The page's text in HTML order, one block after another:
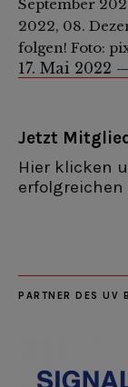
September
2022, 08.
folgen! Foto:
17. Mai 2022
Jetzt
Hier klicken
erfolgreichen
PARTNER DES UV